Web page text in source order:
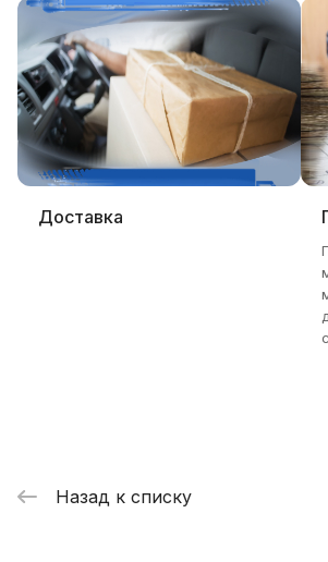
Доставка
Назад к списку